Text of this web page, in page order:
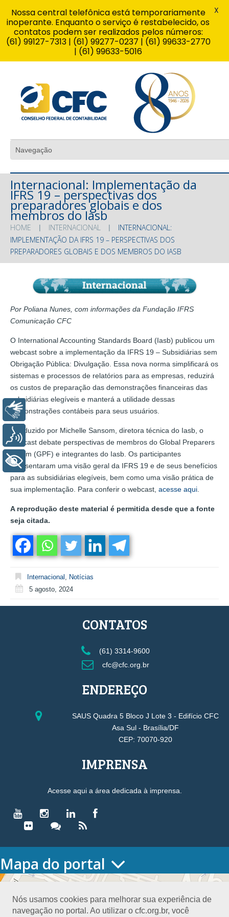
Internacional: Implementação da
IFRS 19 – perspectivas dos
preparadores globais e dos
membros do Iasb
HOME INTERNACIONAL
INTERNACIONAL:
IMPLEMENTAÇÃO DA IFRS 19 – PERSPECTIVAS DOS
PREPARADORES GLOBAIS E DOS MEMBROS DO IASB
Por Poliana Nunes, com informações da Fundação IFRS
Comunicação CFC
O International Accounting Standards Board (Iasb) publicou um
webcast sobre a implementação da IFRS 19 – Subsidiárias sem
Obrigação Pública: Divulgação. Essa nova norma simplificará os
sistemas e processos de relatórios para as empresas, reduzirá
os custos de preparação das demonstrações financeiras das
subsidiárias elegíveis e manterá a utilidade dessas
demonstrações contábeis para seus usuários.
Conduzido por Michelle Sansom, diretora técnica do Iasb, o
webcast debate perspectivas de membros do Global Preparers
Forum (GPF) e integrantes do Iasb. Os participantes
apresentaram uma visão geral da IFRS 19 e de seus benefícios
para as subsidiárias elegíveis, bem como uma visão prática de
sua implementação. Para conferir o webcast, acesse aqui
A reprodução deste material é permitida desde que a fonte
seja citada.
Internacional
Notícias
5 agosto, 2024
Nós usamos cookies para melhorar sua experiência de
navegação no portal. Ao utilizar o cfc.org.br, você
CONTATOS
(61) 3314-9600
cfc@cfc.org.br
ENDEREÇO
SAUS Quadra 5 Bloco J Lote 3 - Edifício CFC
Asa Sul - Brasília/DF
CEP: 70070-920
IMPRENSA
Acesse aqui a área dedicada à imprensa.
Mapa do portal
HOME
Conselho Diretor
Nossa Sede
Nossa central telefônica está temporariamente
inoperante. Enquanto o serviço é restabelecido, os
contatos podem ser realizados pelos números:
(61) 99127-7313 | (61) 99277-0237 | (61) 99633-2770
| (61) 99633-5016
X
Libras
Voz
+ Acessibilidade